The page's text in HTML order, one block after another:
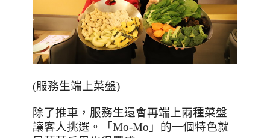
(服務生端上菜盤)
除了推車，服務生還會再端上兩種菜盤
讓客人挑選。「 Mo-Mo 」的一個特色就